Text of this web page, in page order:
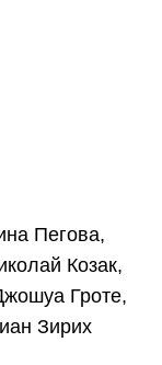
Пегова,
Козак,
Гроте,
Зирих